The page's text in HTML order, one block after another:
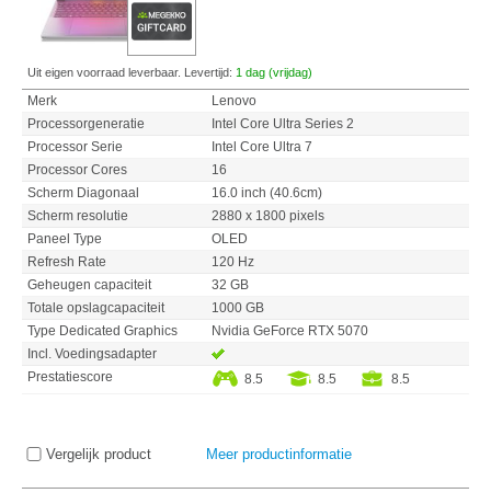
Uit eigen voorraad leverbaar. Levertijd: 1 dag (vrijdag)
Merk
Lenovo
Processorgeneratie
Intel Core Ultra Series 2
Processor Serie
Intel Core Ultra 7
Processor Cores
16
Scherm Diagonaal
16.0 inch (40.6cm)
Scherm resolutie
2880 x 1800 pixels
Paneel Type
OLED
Refresh Rate
120 Hz
Geheugen capaciteit
32 GB
Totale opslagcapaciteit
1000 GB
Type Dedicated Graphics
Nvidia GeForce RTX 5070
Incl. Voedingsadapter
Prestatiescore
8.5 8.5 8.5
Vergelijk product Meer productinformatie